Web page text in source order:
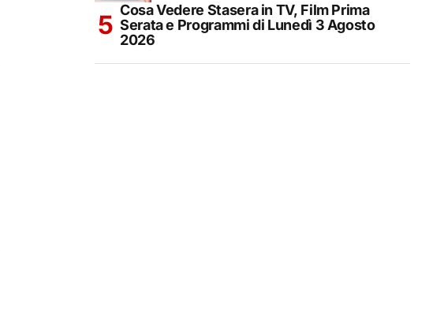
Cosa Vedere Stasera in TV, Film Prima
Serata e Programmi di Lunedì 3 Agosto
2026